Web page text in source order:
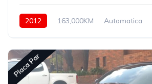
2012 163,000KM Automatica
Placa Par